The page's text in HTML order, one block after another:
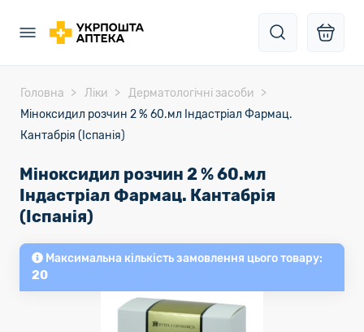
Головна Ліки
Дерматологічні засоби
Міноксидил розчин 2 % 60.мл Індастріал Фармац.
Кантабрія (Іспанія)
Міноксидил розчин 2 % 60.мл
Індастріал Фармац. Кантабрія
(Іспанія)
Максимальна кількість замовлення цього товару:
20